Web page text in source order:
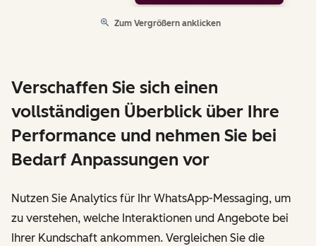
Zum Vergrößern anklicken
Verschaffen Sie sich einen
vollständigen Überblick über Ihre
Performance und nehmen Sie bei
Bedarf Anpassungen vor
Nutzen Sie Analytics für Ihr WhatsApp-Messaging, um
zu verstehen, welche Interaktionen und Angebote bei
Ihrer Kundschaft ankommen. Vergleichen Sie die